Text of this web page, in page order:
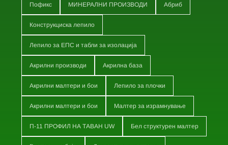
Пофикс МИНЕРАЛНИ ПРОИЗВОДИ Абриб
Конструкциска лепило
Лепило за ЕПС и табли за изолација
Акрилни производи Акрилна база
Акрилни малтери и бои Лепило за плочки
Акрилни малтери и бои Малтер за израмнување
П-11 ПРОФИЛ НА ТАВАН UW Бел структурен малтер